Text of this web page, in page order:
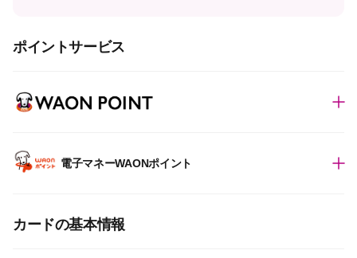
ポイントサービス
電子マネーWAONポイント
カードの基本情報